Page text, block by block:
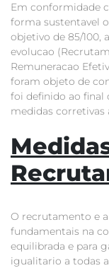
Em conformidade
forma sustentavel
objetivo de 85/100,
evolucao
Remuneracao
foram objeto de
foi definido ao final
medidas corretivas
O recrutamento e
fundamentais na
equilibrada e para
igualitario a todas